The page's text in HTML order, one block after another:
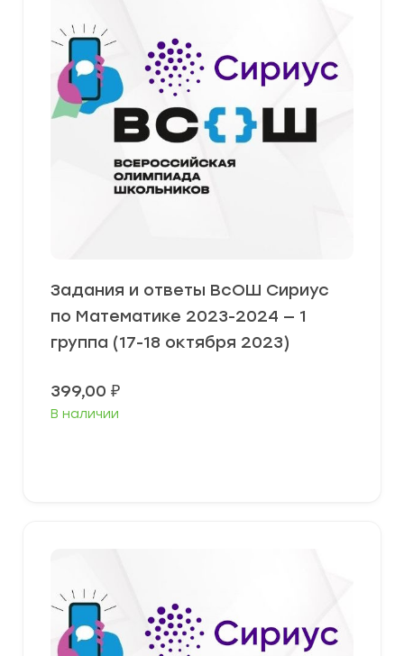
Задания и ответы ВсОШ Сириус
по Математике 2023-2024 — 1
группа (17-18 октября 2023)
399,00 ₽
В наличии